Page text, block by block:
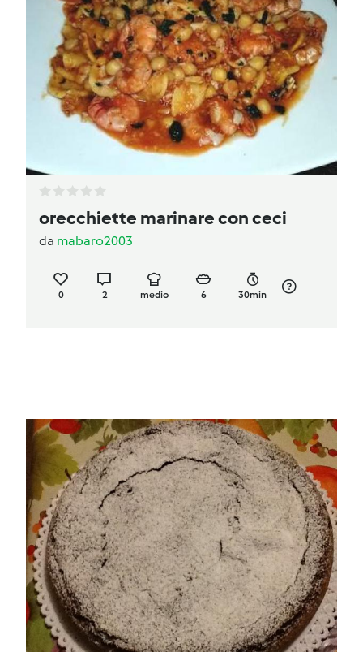
orecchiette marinare con ceci
da mabaro2003
0 2 medio 6 30min